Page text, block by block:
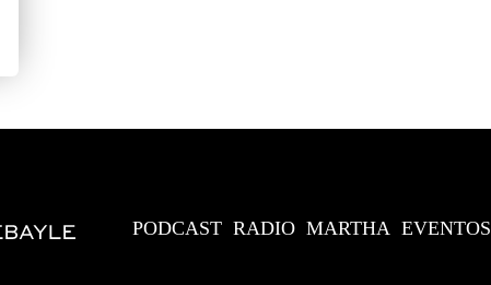
PODCAST RADIO MARTHA EVENTOS